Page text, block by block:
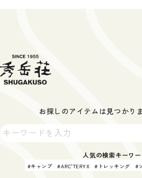
お探しのアイテムは見つかり
人気の検索キーワ
キャンプ ARC'TERYX トレッキング